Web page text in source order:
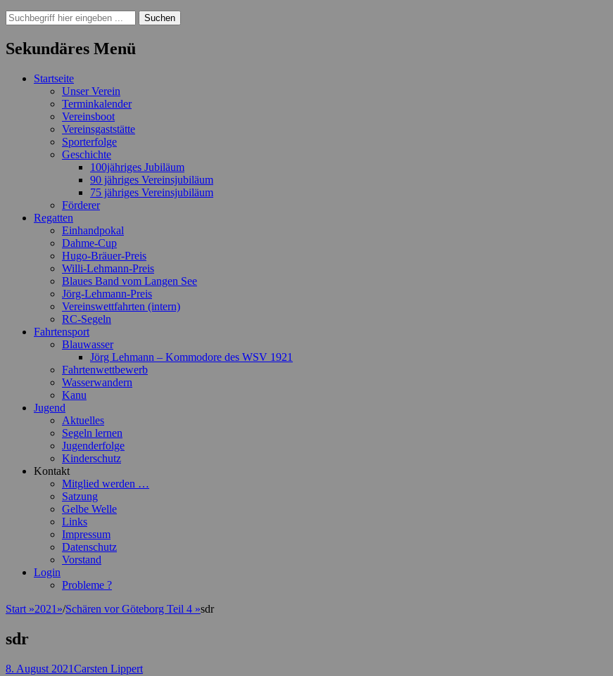
Suchen
Suchen
nach:
Sekundäres Menü
Zum
Startseite
Unser Verein
Terminkalender
Vereinsboot
Vereinsgaststätte
Sporterfolge
Geschichte
100jähriges Jubiläum
90 jähriges Vereinsjubiläum
75 jähriges Vereinsjubiläum
Förderer
Regatten
Einhandpokal
Dahme-Cup
Hugo-Bräuer-Preis
Willi-Lehmann-Preis
Blaues Band vom Langen See
Jörg-Lehmann-Preis
Vereinswettfahrten (intern)
RC-Segeln
Fahrtensport
Blauwasser
Jörg Lehmann – Kommodore des WSV 1921
Fahrtenwettbewerb
Wasserwandern
Kanu
Jugend
Aktuelles
Segeln lernen
Jugenderfolge
Kinderschutz
Kontakt
Mitglied werden …
Satzung
Gelbe Welle
Links
Impressum
Datenschutz
Vorstand
Login
Probleme ?
Start »2021 »/Schären vor Göteborg Teil 4 »sdr
sdr
Posted
8. August 2021Autor
Carsten Lippert